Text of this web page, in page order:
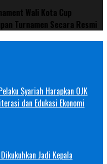
Wali Kota Cup
Turnamen Secara Resmi
Syariah Harapkan OJK
dan Edukasi Ekonomi
Jadi Kepala